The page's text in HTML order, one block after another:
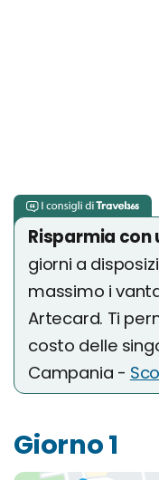
Risparmia
giorni a
massimo i
Artecard. Ti
costo delle
Campania -
Giorno 1